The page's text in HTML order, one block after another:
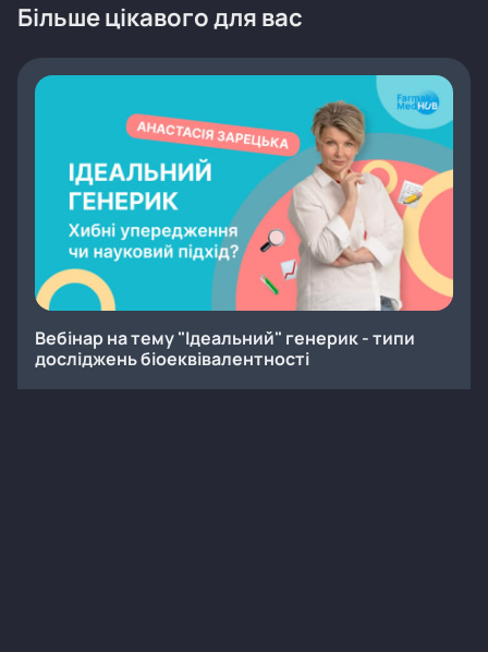
Більше цікавого для вас
Вебінар на тему "Ідеальний" генерик - типи
досліджень біоеквівалентності